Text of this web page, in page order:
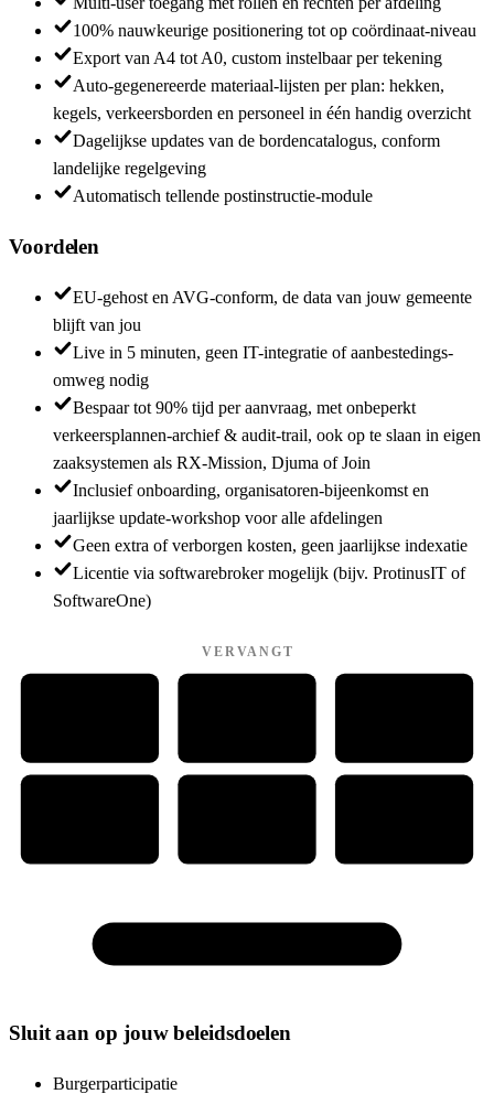
100% nauwkeurige positionering tot op coördinaat-niveau
Export van A4 tot A0, custom instelbaar per tekening
Auto-gegenereerde materiaal-lijsten per plan: hekken,
kegels, verkeersborden en personeel in één handig overzicht
Dagelijkse updates van de bordencatalogus, conform
landelijke regelgeving
Automatisch tellende postinstructie-module
Voordelen
EU-gehost en AVG-conform, de data van jouw gemeente
blijft van jou
Live in 5 minuten, geen IT-integratie of aanbestedings-
omweg nodig
Bespaar tot 90% tijd per aanvraag, met onbeperkt
verkeersplannen-archief & audit-trail, ook op te slaan in eigen
zaaksystemen als RX-Mission, Djuma of Join
Inclusief onboarding, organisatoren-bijeenkomst en
jaarlijkse update-workshop voor alle afdelingen
Geen extra of verborgen kosten, geen jaarlijkse indexatie
Licentie via softwarebroker mogelijk (bijv. ProtinusIT of
SoftwareOne)
VERVANGT
Sluit aan op jouw beleidsdoelen
Burgerparticipatie